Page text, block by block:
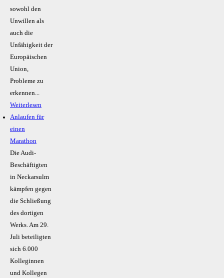
sowohl den
Unwillen als
auch die
Unfähigkeit der
Europäischen
Union,
Probleme zu
erkennen...
Weiterlesen
Anlaufen für
einen
Marathon
Die Audi-
Beschäftigten
in Neckarsulm
kämpfen gegen
die Schließung
des dortigen
Werks. Am 29.
Juli beteiligten
sich 6.000
Kolleginnen
und Kollegen